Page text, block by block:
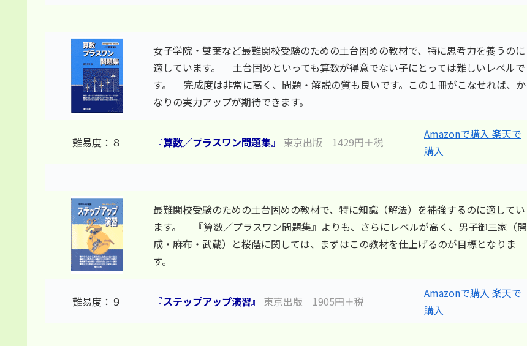
女子学院・雙葉など最難関校受験のための土台固めの教材で、特に思考力を養うのに
適しています。 土台固めといっても算数が得意でない子にとっては難しいレベルで
す。 完成度は非常に高く、問題・解説の質も良いです。この１冊がこなせれば、か
なりの実力アップが期待できます。
難易度：８ 『算数／プラスワン問題集』 東京出版 1429円＋税
Amazonで購入 楽天で
購入
最難関校受験のための土台固めの教材で、特に知識（解法）を補強するのに適してい
ます。 『算数／プラスワン問題集』よりも、さらにレベルが高く、男子御三家（開
成・麻布・武蔵）と桜蔭に関しては、まずはこの教材を仕上げるのが目標となりま
す。
難易度：９ 『ステップアップ演習』 東京出版 1905円＋税
Amazonで購入 楽天で
購入